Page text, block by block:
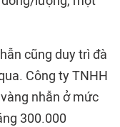
cũng duy trì đà
Công ty TNHH
nhẫn ở mức
300.000